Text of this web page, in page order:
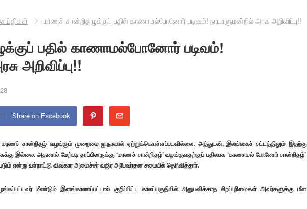
மரணச் சான்றிதழுக்குப் பதில் காணாமல்போனோர் படிவம்! நாடாளுமன்றில் அரசு அறிவிப்பு!!
பதில் காணாமல்போனோர் படிவம்!
அறிவிப்பு!!
Share on Facebook
சான்றிதழ் வழங்கும் முறைமை ஐ.நாவால் ஏற்றுக்கொள்ளப்படவில்லை. அத்துடன், இலங்கைச் சட்டத்திலும் இதற்கு
இல்லை. அதனால் மேற்படி தரப்பினருக்கு ‘மரணச் சான்றிதழ்’ வழங்குவதற்குப் பதிலாக ‘காணாமல் போனோர் சான்றிதழ்’
என்று உள்நாட்டு விவகார அமைச்சர் வஜிர அபேவர்தன சபையில் தெரிவித்தார்.
மீண்டும் இனங்காணப்பட்டால் குறிப்பிட்ட காலப்பகுதியில் அனுபவிக்காத சிறப்புரிமைகள் அவர்களுக்கு மீள